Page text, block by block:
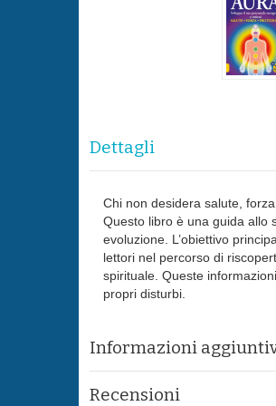
Dettagli
Chi non desidera salute,
Questo libro è una guida allo
evoluzione. L’obiettivo
lettori nel percorso di
spirituale. Queste
propri disturbi.
Informazioni
Recensioni